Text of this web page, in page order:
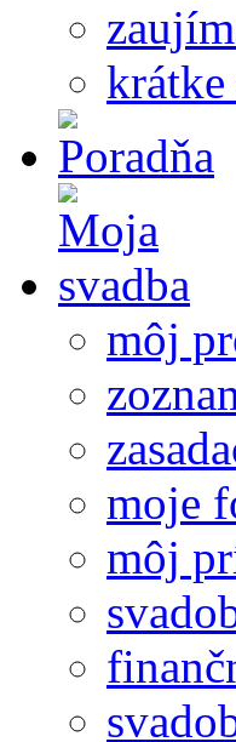
môj
moje
môj